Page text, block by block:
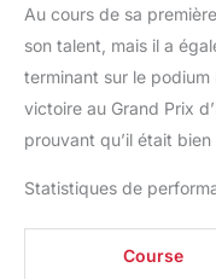
Au cours de sa
son talent, mais il a
terminant sur le podium
victoire au Grand Prix
prouvant qu’il était
Statistiques de
Course